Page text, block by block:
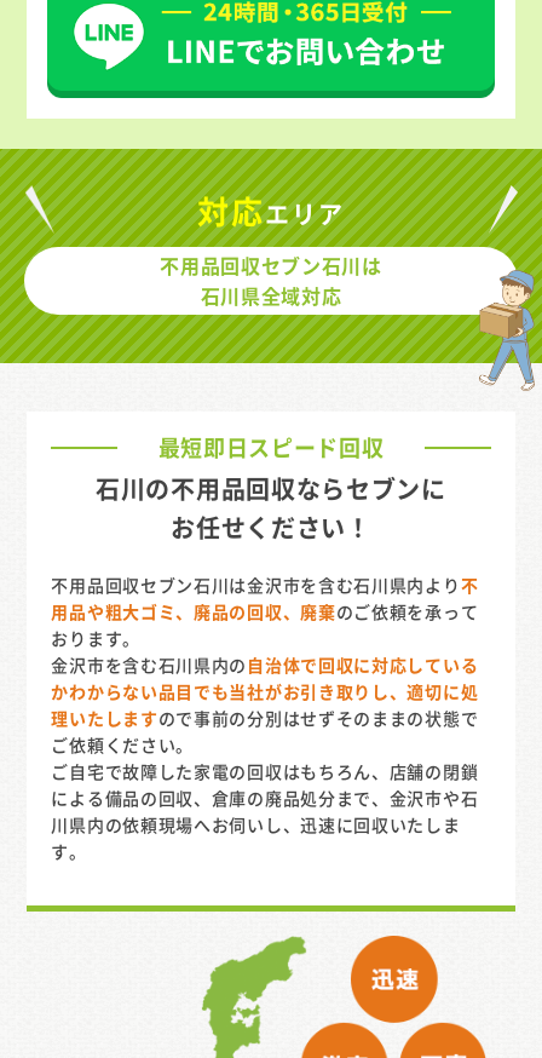
対応エリア
不用品回収セブン石川は
石川県全域対応
最短即日スピード回収
石川の不用品回収ならセブンに
お任せください！
不用品回収セブン石川は金沢市を含む石川県内より不
用品や粗大ゴミ、廃品の回収、廃棄のご依頼を承って
おります。
金沢市を含む石川県内の 自治体で回収に対応している
かわからない品目でも当社がお引き取りし、適切に処
理いたしますので事前の分別はせずそのままの状態で
ご依頼ください。
ご自宅で故障した家電の回収はもちろん、店舗の閉鎖
による備品の回収、倉庫の廃品処分まで、金沢市や石
川県内の依頼現場へお伺いし、迅速に回収いたしま
す。